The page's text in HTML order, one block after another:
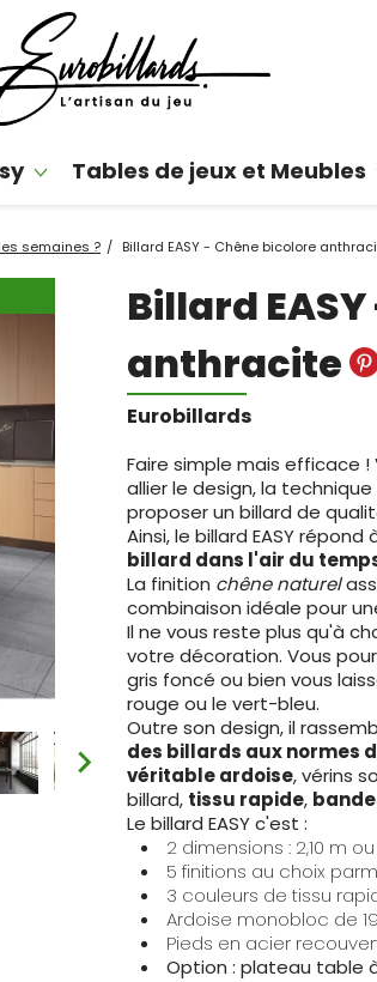
Tables de jeux et Meubles
semaines ? Billard EASY - Chêne bicolore
Billard
anthracite
Eurobillards
Faire simple mais efficace
allier le design, la
proposer un billard de
Ainsi, le billard EASY
billard dans l'air du
La finition chêne naturel
combinaison idéale pour
Il ne vous reste plus qu'à
votre décoration. Vous
gris foncé ou bien vous
rouge ou le vert-bleu.
Outre son design, il
des billards aux normes
véritable ardoise, vérins
billard, tissu rapide,
Le billard EASY c'est :
2 dimensions : 2,10 m
5 finitions au choix
3 couleurs de tissu
Ardoise monobloc de
Pieds en acier
Option : plateau table